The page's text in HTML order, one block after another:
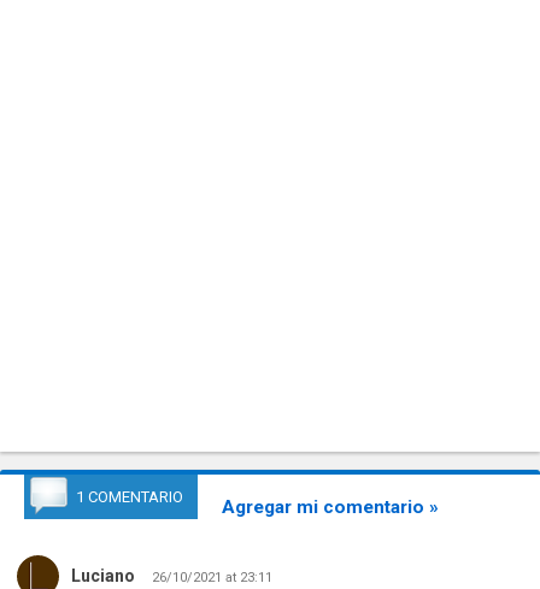
1 COMENTARIO Agregar mi comentario »
Luciano 26/10/2021 at 23:11